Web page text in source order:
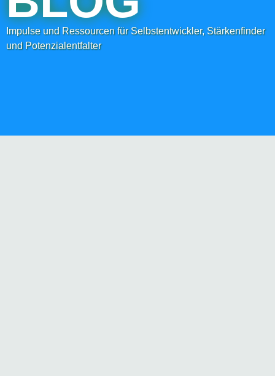
Impulse und Ressourcen für Selbstentwickler, Stärkenfinder
und Potenzialentfalter